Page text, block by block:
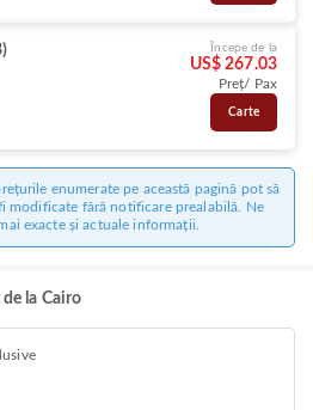
Începe de la
US$ 267.03
Preț/ Pax
Carte
enumerate pe această pagină pot să
modificate fără notificare prealabilă. Ne
exacte și actuale informații.
la Cairo